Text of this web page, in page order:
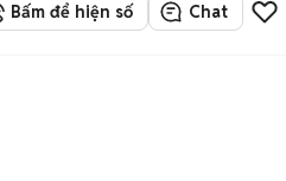
Bấm để hiện số Chat